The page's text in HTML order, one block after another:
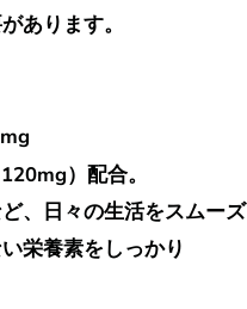
あります。
）配合。
、日々の生活をスムーズ
栄養素をしっかり